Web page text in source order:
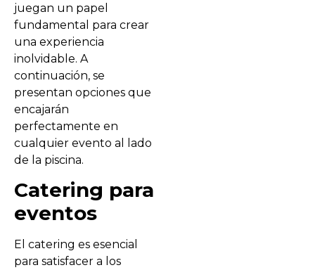
juegan un papel
fundamental para crear
una experiencia
inolvidable. A
continuación, se
presentan opciones que
encajarán
perfectamente en
cualquier evento al lado
de la piscina.
Catering para
eventos
El catering es esencial
para satisfacer a los